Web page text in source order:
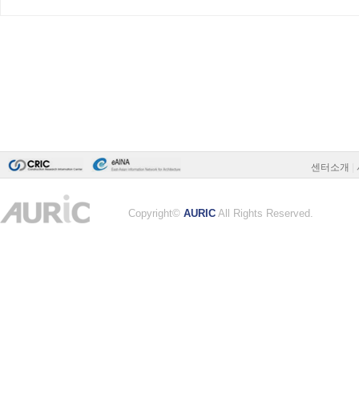
센터소개
Copyright© AURIC All Rights Reserved.